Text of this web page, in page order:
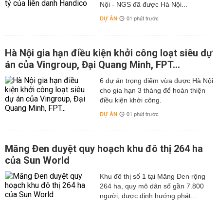
Nội - NGS đã được Hà Nội...
DỰ ÁN 01 phút trước
Hà Nội gia hạn điều kiện khởi công loạt siêu dự
án của Vingroup, Đại Quang Minh, FPT...
6 dự án trọng điểm vừa được Hà Nội
cho gia hạn 3 tháng để hoàn thiện
điều kiện khởi công.
DỰ ÁN 01 phút trước
Măng Đen duyệt quy hoạch khu đô thị 264 ha
của Sun World
Khu đô thị số 1 tại Măng Đen rộng
264 ha, quy mô dân số gần 7.800
người, được định hướng phát...